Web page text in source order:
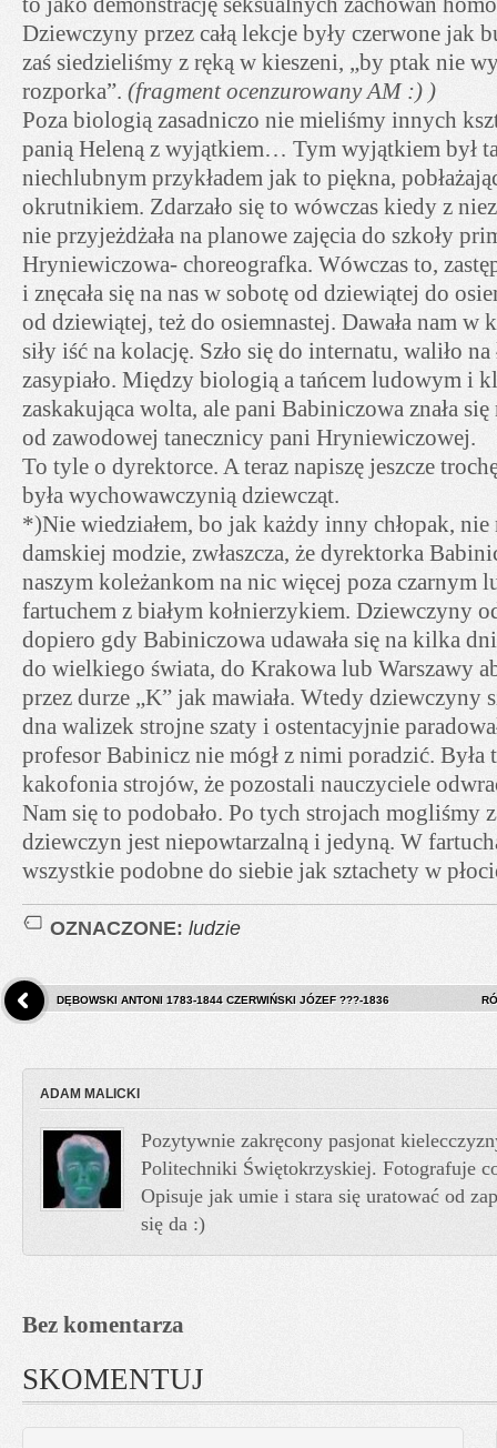
Dziewczyny przez całą lekcje były czerwone jak
zaś siedzieliśmy z ręką w kieszeni, „by ptak nie
rozporka”. (fragment ocenzurowany AM :) )
Poza biologią zasadniczo nie mieliśmy innych
panią Heleną z wyjątkiem… Tym wyjątkiem był
niechlubnym przykładem jak to piękna,
okrutnikiem. Zdarzało się to wówczas kiedy z
nie przyjeżdżała na planowe zajęcia do szkoły
Hryniewiczowa- choreografka. Wówczas to,
i znęcała się na nas w sobotę od dziewiątej do
od dziewiątej, też do osiemnastej. Dawała nam w
siły iść na kolację. Szło się do internatu, waliło
zasypiało. Między biologią a tańcem ludowym i
zaskakująca wolta, ale pani Babiniczowa znała
od zawodowej tanecznicy pani Hryniewiczowej.
To tyle o dyrektorce. A teraz napiszę jeszcze
była wychowawczynią dziewcząt.
*)Nie wiedziałem, bo jak każdy inny chłopak, nie
damskiej modzie, zwłaszcza, że dyrektorka
naszym koleżankom na nic więcej poza czarnym
fartuchem z białym kołnierzykiem. Dziewczyny
dopiero gdy Babiniczowa udawała się na kilka
do wielkiego świata, do Krakowa lub Warszawy
przez durze „K” jak mawiała. Wtedy dziewczyny
dna walizek strojne szaty i ostentacyjnie
profesor Babinicz nie mógł z nimi poradzić. Była
kakofonia strojów, że pozostali nauczyciele
Nam się to podobało. Po tych strojach mogliśmy
dziewczyn jest niepowtarzalną i jedyną. W
wszystkie podobne do siebie jak sztachety w
OZNACZONE: ludzie
DĘBOWSKI ANTONI 1783-1844 CZERWIŃSKI JÓZEF ???-1836
ADAM MALICKI
Pozytywnie zakręcony pasjonat
Politechniki Świętokrzyskiej. Fotografuje
Opisuje jak umie i stara się uratować od
się da :)
Bez komentarza
SKOMENTUJ